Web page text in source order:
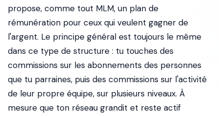
propose, comme tout MLM, un plan de
rémunération pour ceux qui veulent gagner de
l'argent. Le principe général est toujours le même
dans ce type de structure : tu touches des
commissions sur les abonnements des personnes
que tu parraines, puis des commissions sur l'activité
de leur propre équipe, sur plusieurs niveaux. À
mesure que ton réseau grandit et reste actif